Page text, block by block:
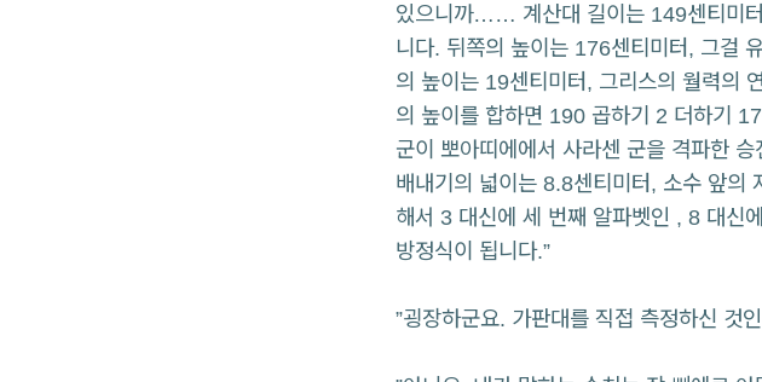
있으니까…… 계산대 길이는 149센티미
니다. 뒤쪽의 높이는 176센티미터, 그걸
의 높이는 19센티미터, 그리스의 월력의
의 높이를 합하면 190 곱하기 2 더하
군이 뽀아띠에에서 사라센 군을 격파한
배내기의 넓이는 8.8센티미터, 소수 앞의
해서 3 대신에 세 번째 알파벳인 , 8 대신
방정식이 됩니다.”
”굉장하군요. 가판대를 직접 측정하신 것